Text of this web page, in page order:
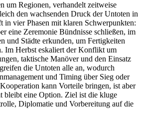
um Regionen, verhandelt zeitweise
den wachsenden Druck der Untoten in
in vier Phasen mit klaren Schwerpunkten:
eine Zeremonie Bündnisse schließen, im
und Städte erkunden, um Fertigkeiten
Im Herbst eskaliert der Konflikt um
taktische Manöver und den Einsatz
die Untoten alle an, wodurch
und Timing über Sieg oder
kann Vorteile bringen, ist aber
bleibt eine Option. Ziel ist die kluge
Diplomatie und Vorbereitung auf die